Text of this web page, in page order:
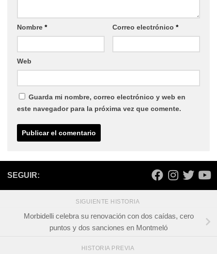
Nombre * Correo electrónico *
Web
Guarda mi nombre, correo electrónico y web en
este navegador para la próxima vez que comente.
SEGUIR:
SIGUIENTE HISTORIA
Morbidelli celebra su renovación con dos caídas, cero
puntos y dos sanciones en Montmeló
HISTORIA PREVIA